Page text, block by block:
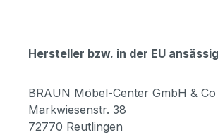
Hersteller bzw. in der EU
BRAUN Möbel-Center GmbH & Co
Markwiesenstr. 38
72770 Reutlingen